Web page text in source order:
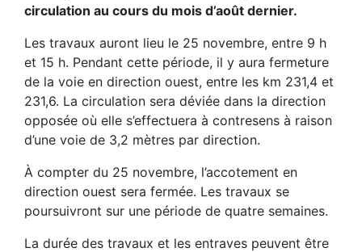
circulation au cours du mois d’août dernier.
Les travaux auront lieu le 25 novembre, entre 9 h
et 15 h. Pendant cette période, il y aura fermeture
de la voie en direction ouest, entre les km 231,4 et
231,6. La circulation sera déviée dans la direction
opposée où elle s’effectuera à contresens à raison
d’une voie de 3,2 mètres par direction.
À compter du 25 novembre, l’accotement en
direction ouest sera fermée. Les travaux se
poursuivront sur une période de quatre semaines.
La durée des travaux et les entraves peuvent être